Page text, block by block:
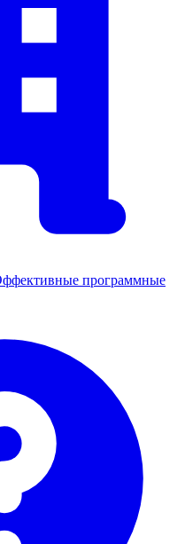
программные